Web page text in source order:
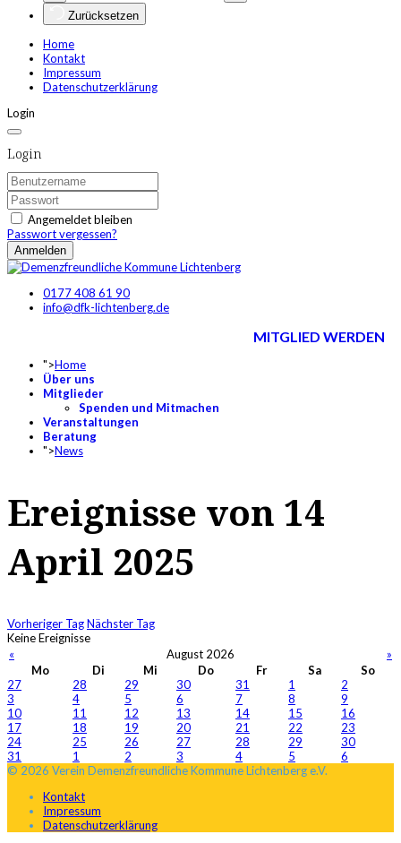
Zurücksetzen
Home
Kontakt
Impressum
Datenschutzerklärung
Login
Login
Angemeldet bleiben
Passwort vergessen?
Anmelden
0177 408 61 90
info@dfk-lichtenberg.de
MITGLIED WERDEN
">Home
Über uns
Mitglieder
Spenden und Mitmachen
Veranstaltungen
Beratung
">News
Ereignisse von 14
April 2025
Vorheriger TagNächster Tag
Keine Ereignisse
«
August 2026
»
Mo
Di Mi Do Fr Sa
So
27
28 29 30 31 1
2
3
4 5 6 7 8
9
10
11 12 13 14 15
16
17
18 19 20 21 22
23
24
25 26 27 28 29
30
31
1 2 3 4 5
6
© 2026 Verein Demenzfreundliche Kommune Lichtenberg e.V.
Kontakt
Impressum
Datenschutzerklärung